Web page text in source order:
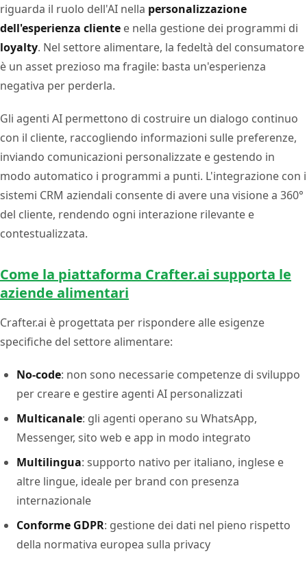
riguarda il ruolo dell'AI nella personalizzazione
dell'esperienza cliente e nella gestione dei programmi di
loyalty. Nel settore alimentare, la fedeltà del consumatore
è un asset prezioso ma fragile: basta un'esperienza
negativa per perderla.
Gli agenti AI permettono di costruire un dialogo continuo
con il cliente, raccogliendo informazioni sulle preferenze,
inviando comunicazioni personalizzate e gestendo in
modo automatico i programmi a punti. L'integrazione con i
sistemi CRM aziendali consente di avere una visione a 360°
del cliente, rendendo ogni interazione rilevante e
contestualizzata.
Come la piattaforma Crafter.ai supporta le
aziende alimentari
Crafter.ai è progettata per rispondere alle esigenze
specifiche del settore alimentare:
No-code: non sono necessarie competenze di sviluppo
per creare e gestire agenti AI personalizzati
Multicanale: gli agenti operano su WhatsApp,
Messenger, sito web e app in modo integrato
Multilingua: supporto nativo per italiano, inglese e
altre lingue, ideale per brand con presenza
internazionale
Conforme GDPR: gestione dei dati nel pieno rispetto
della normativa europea sulla privacy